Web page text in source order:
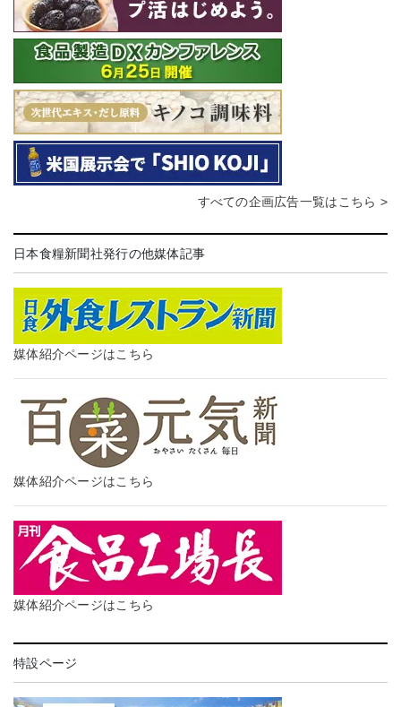
すべての企画広告一覧はこちら >
日本食糧新聞社発行の他媒体記事
媒体紹介ページはこちら
媒体紹介ページはこちら
媒体紹介ページはこちら
特設ページ